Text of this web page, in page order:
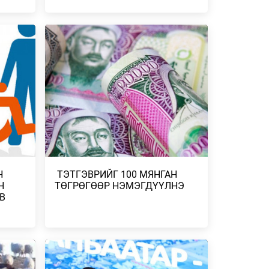
НИЙГЭМД ТАНИГДА…
2026/08/01
2026 ОНЫ НАЙМДУГААР САРЫН
ЗУРХАЙ – ХУМХЫНХАН АЖЛЫН ҮР
ДҮНГЭЭ НИЙТЭД ХА…
2026/08/01
2026 ОНЫ НАЙМДУГААР САРЫН
ЗУРХАЙ – НУМЫНХНЫ ХУВЬД ШИНЭ
ТҮВШИНД ГАРАХ Ү…
С.СОЁМБОТ, Ц.ЭРХЭМБИЛИГ НАР АЛТ,
СЭРЭМЖЛҮҮЛЭГ: МОРИНГАГИЙН
​ ТЭТГЭВРИЙГ 100 МЯНГАН
ТӨГРӨГӨӨР НЭМЭГДҮҮЛНЭ